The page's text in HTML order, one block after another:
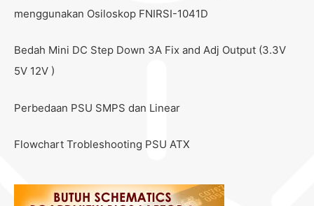
menggunakan Osiloskop FNIRSI-1041D
Bedah Mini DC Step Down 3A Fix and Adj Output (3.3V
5V 12V )
Perbedaan PSU SMPS dan Linear
Flowchart Trobleshooting PSU ATX